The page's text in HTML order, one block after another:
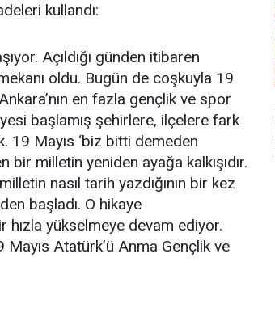
kullandı:
Açıldığı günden itibaren
oldu. Bugün de coşkuyla 19
en fazla gençlik ve spor
başlamış şehirlere, ilçelere fark
19 Mayıs ‘biz bitti demeden
bir milletin yeniden ayağa kalkışıdır.
nasıl tarih yazdığının bir kez
başladı. O hikaye
hızla yükselmeye devam ediyor.
Atatürk’ü Anma Gençlik ve